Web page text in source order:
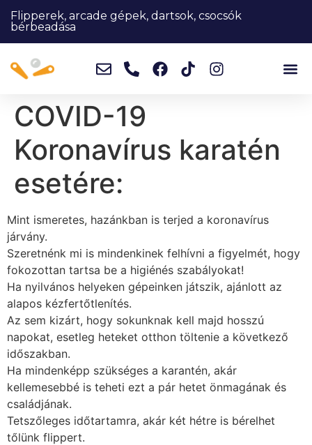
Flipperek, arcade gépek, dartsok, csocsók
bérbeadása
COVID-19
Koronavírus karatén
esetére:
Mint ismeretes, hazánkban is terjed a koronavírus
járvány.
Szeretnénk mi is mindenkinek felhívni a figyelmét, hogy
fokozottan tartsa be a higiénés szabályokat!
Ha nyilvános helyeken gépeinken játszik, ajánlott az
alapos kézfertőtlenítés.
Az sem kizárt, hogy sokunknak kell majd hosszú
napokat, esetleg heteket otthon töltenie a következő
időszakban.
Ha mindenképp szükséges a karantén, akár
kellemesebbé is teheti ezt a pár hetet önmagának és
családjának.
Tetszőleges időtartamra, akár két hétre is bérelhet
tőlünk flippert.